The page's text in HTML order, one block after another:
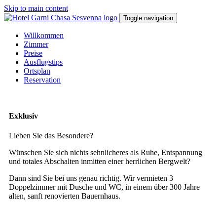
Skip to main content
Toggle navigation
Willkommen
Zimmer
Preise
Ausflugstips
Ortsplan
Reservation
Exklusiv
Lieben Sie das Besondere?
Wünschen Sie sich nichts sehnlicheres als Ruhe, Entspannung
und totales Abschalten inmitten einer herrlichen Bergwelt?
Dann sind Sie bei uns genau richtig. Wir vermieten 3
Doppelzimmer mit Dusche und WC, in einem über 300 Jahre
alten, sanft renovierten Bauernhaus.